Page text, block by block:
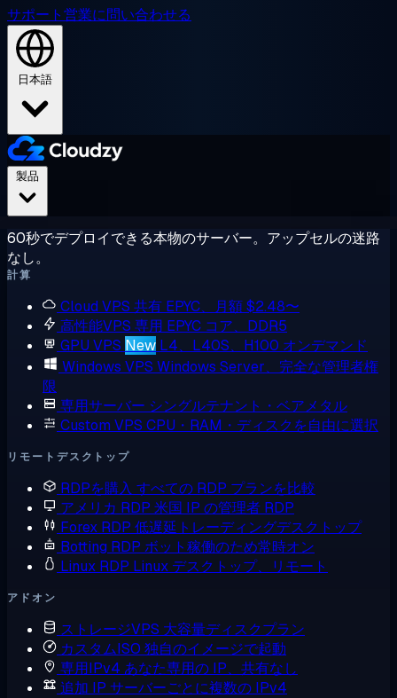
サポート営業に問い合わせる
日本語
60秒でデプロイできる本物のサーバー。アップセルの迷路
なし。
計算
Cloud VPS 共有 EPYC、月額 $2.48〜
高性能VPS 専用 EPYC コア、DDR5
GPU VPS New L4、L40S、H100 オンデマンド
Windows VPS Windows Server、完全な管理者権
限
専用サーバー シングルテナント・ベアメタル
Custom VPS CPU・RAM・ディスクを自由に選択
リモートデスクトップ
RDPを購入 すべての RDP プランを比較
アメリカ RDP 米国 IP の管理者 RDP
Forex RDP 低遅延トレーディングデスクトップ
Botting RDP ボット稼働のため常時オン
Linux RDP Linux デスクトップ、リモート
アドオン
ストレージVPS 大容量ディスクプラン
カスタムISO 独自のイメージで起動
専用IPv4 あなた専用の IP、共有なし
追加 IP サーバーごとに複数の IPv4